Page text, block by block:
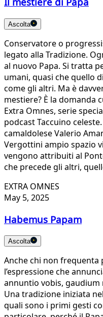
Ascolta
Conservatore o
legato alla Tradizione.
al nuovo Papa. Si tratta
umani, quasi che quello
come gli altri. Ma è
mestiere? È la domanda
Extra Omnes, serie
podcast Taccuino
camaldolese Valerio
Vergottini ampio spazio
vengono attribuiti al
che precede gli altri,
EXTRA OMNES
May 5, 2025
Habemus Papam
Ascolta
Anche chi non frequenta
l’espressione che
annuntio vobis, gaudium
Una tradizione iniziata
quali sono i primi gesti